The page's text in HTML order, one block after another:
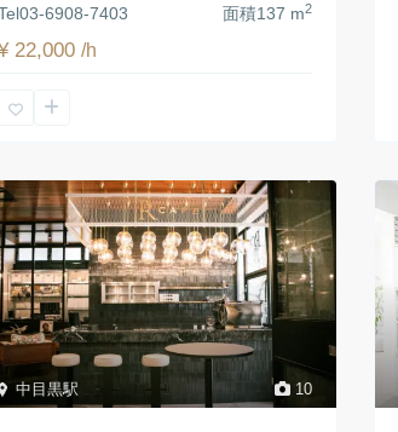
03-6908-7403 面積137 m2
22,000 /h
10
中目黒駅